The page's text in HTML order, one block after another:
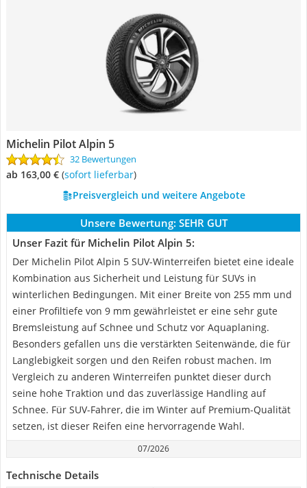
Michelin Pilot Alpin 5
32 Bewertungen
ab 163,00 € ( Sofort lieferbar)
Preisvergleich und weitere Angebote
Unsere Bewertung: SEHR GUT
Unser Fazit für Michelin Pilot Alpin 5:
Der Michelin Pilot Alpin 5 SUV-Winterreifen bietet eine ideale
Kombination aus Sicherheit und Leistung für SUVs in
winterlichen Bedingungen. Mit einer Breite von 255 mm und
einer Profiltiefe von 9 mm gewährleistet er eine sehr gute
Bremsleistung auf Schnee und Schutz vor Aquaplaning.
Besonders gefallen uns die verstärkten Seitenwände, die für
Langlebigkeit sorgen und den Reifen robust machen. Im
Vergleich zu anderen Winterreifen punktet dieser durch
seine hohe Traktion und das zuverlässige Handling auf
Schnee. Für SUV-Fahrer, die im Winter auf Premium-Qualität
setzen, ist dieser Reifen eine hervorragende Wahl.
07/2026
Technische Details